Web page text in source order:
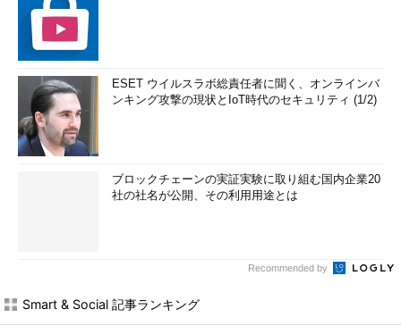
ESET ウイルスラボ総責任者に聞く、オンラインバ
ンキング攻撃の現状とIoT時代のセキュリティ (1/2)
ブロックチェーンの実証実験に取り組む国内企業20
社の社名が公開、その利用用途とは
Recommended by
Smart & Social 記事ランキング